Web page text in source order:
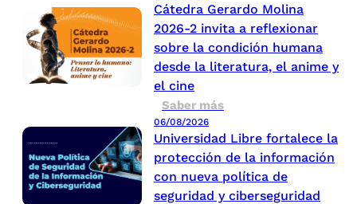
Cátedra Gerardo Molina
2026-2 invita a reflexionar
sobre la condición humana
desde la literatura, el anime y
el cine
Saber más
06/08/2026
Universidad Libre fortalece la
protección de la información
con nueva política de
seguridad y ciberseguridad